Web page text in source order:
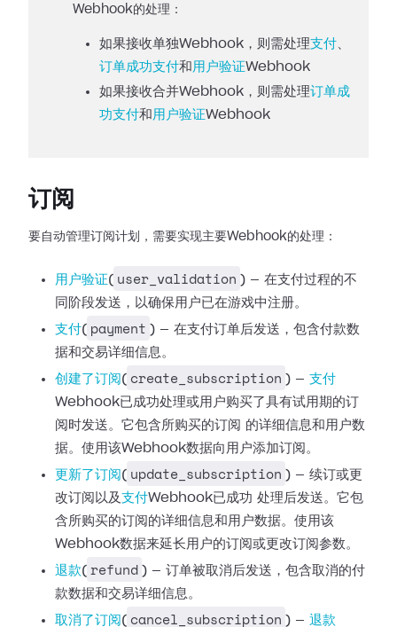
Webhook的处理：
如果接收单独Webhook，则需处理支付、
订单成功支付和 用户验证Webhook
如果接收合并Webhook，则需处理订单成
功支付和 用户验证Webhook
订阅
要自动管理订阅计划，需要实现主要Webhook的处理：
用户验证( user_validation ) — 在支付过程的不
同阶段发送，以确保用户已在游戏中注册。
支付( payment ) — 在支付订单后发送，包含付款数
据和交易详细信息。
创建了订阅 ( create_subscription ) — 支付
Webhook已成功处理或用户购买了具有试用期的订
阅时发送。它包含所购买的订阅 的详细信息和用户数
据。使用该Webhook数据向用户添加订阅。
更新了订阅 ( update_subscription ) — 续订或更
改订阅以及 支付Webhook已成功 处理后发送。它包
含所购买的订阅的详细信息和用户数据。使用该
Webhook数据来延长用户的订阅或更改订阅参数。
退款( refund ) — 订单被取消后发送，包含取消的付
款数据和交易详细信息。
取消了订阅 ( cancel_subscription ) — 退款